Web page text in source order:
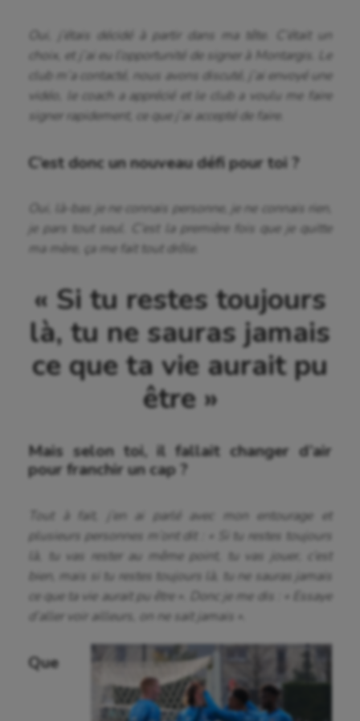
Oui, j’étais décidé à partir dans ma tête. C’était un
choix, et j’ai eu l’opportunité de signer à Montargis. Le
club m’a contacté, nous avons discuté, j’ai envoyé une
vidéo, le coach a apprécié et le club a voulu me faire
signer rapidement, ce que j’ai accepté de faire.
C’est donc un nouveau défi pour toi ?
Oui, là-bas je ne connais personne, je ne connais rien,
je pars tout seul. C’est la première fois que je quitte
ma mère, ça me fait tout drôle.
« Si tu restes toujours
là, tu ne sauras jamais
ce que ta vie aurait pu
être »
Mais selon toi, il fallait changer d’air
pour franchir un cap ?
Tout à fait, j’en ai parlé avec mon entourage et
plusieurs personnes m’ont dit : « Si tu restes toujours
là, tu vas rester au même point, tu vas jouer, c’est
bien, mais si tu restes toujours là, tu ne sauras jamais
ce que ta vie aurait pu être ». Donc je me dis : « Essaye
d’aller voir ailleurs, on ne sait jamais ».
Que